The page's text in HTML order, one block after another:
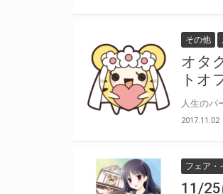
その他
オタ
トオ
2017.11.02
フェア・
11/25